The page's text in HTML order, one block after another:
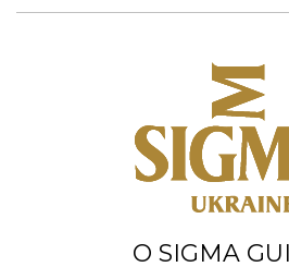
О SIGMA